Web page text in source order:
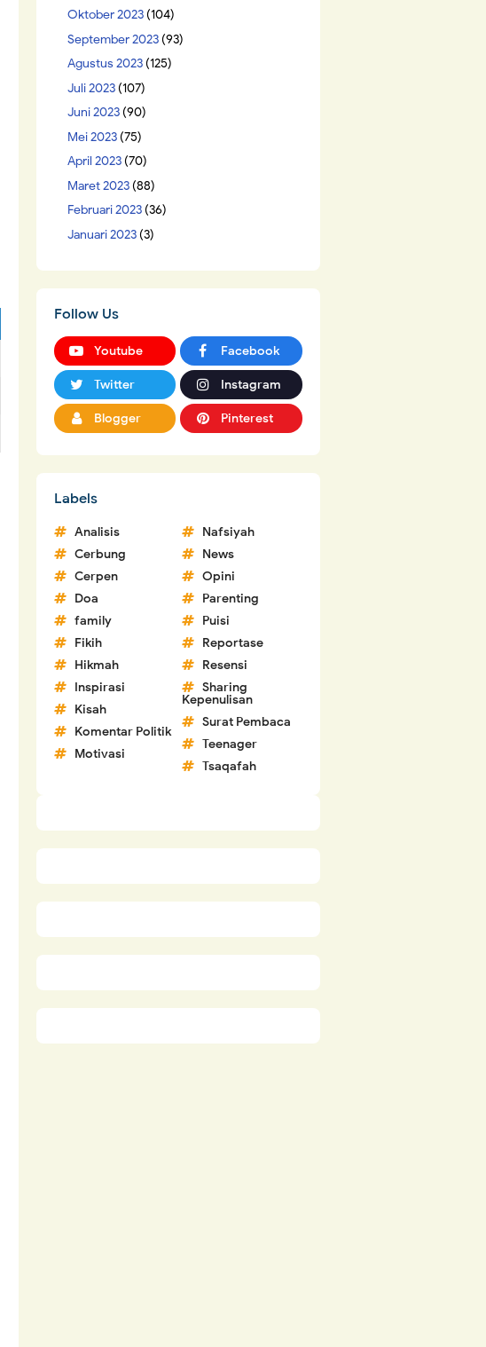
Oktober 2023(104)
September 2023(93)
Agustus 2023(125)
Juli 2023(107)
Juni 2023(90)
Mei 2023(75)
April 2023(70)
Maret 2023(88)
Februari 2023(36)
Januari 2023(3)
Follow Us
Youtube Facebook
Twitter Instagram
Blogger Pinterest
Labels
Analisis
Cerbung
Cerpen
Doa
family
Fikih
Hikmah
Inspirasi
Kisah
Komentar Politik
Motivasi
Nafsiyah
News
Opini
Parenting
Puisi
Reportase
Resensi
Sharing
Kepenulisan
Surat Pembaca
Teenager
Tsaqafah